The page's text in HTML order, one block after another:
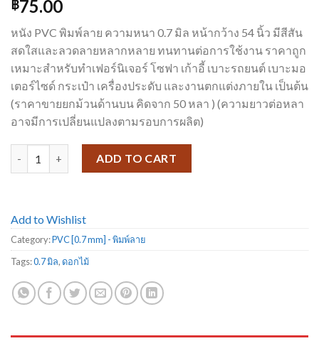
฿75.00
หนัง PVC พิมพ์ลาย ความหนา 0.7 มิล หน้ากว้าง 54 นิ้ว มีสีสัน
สดใสและลวดลายหลากหลาย ทนทานต่อการใช้งาน ราคาถูก
เหมาะสำหรับทำเฟอร์นิเจอร์ โซฟา เก้าอี้ เบาะรถยนต์ เบาะมอ
เตอร์ไซด์ กระเป๋า เครื่องประดับ และงานตกแต่งภายใน เป็นต้น
(ราคาขายยกม้วนด้านบน คิดจาก 50 หลา ) (ความยาวต่อหลา
อาจมีการเปลี่ยนแปลงตามรอบการผลิต)
PVC พิมพ์ลาย 040/07 quantity
ADD TO CART
Add to Wishlist
Category:PVC [0.7 mm] - พิมพ์ลาย
Tags:0.7 มิล, ดอกไม้